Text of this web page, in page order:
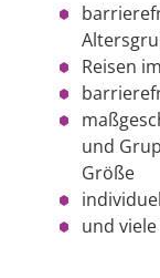
Reisen
und
Größe
und